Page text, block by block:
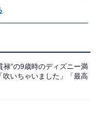
禄”の9歳時のディズニー満
吹いちゃいました」「最高